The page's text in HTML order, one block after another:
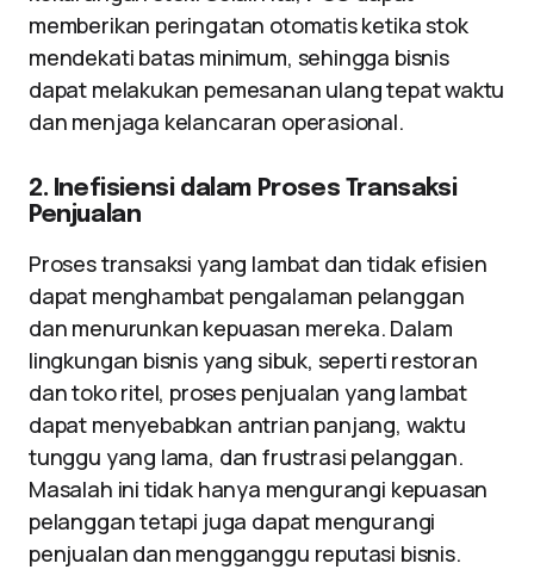
memberikan peringatan otomatis ketika stok
mendekati batas minimum, sehingga bisnis
dapat melakukan pemesanan ulang tepat waktu
dan menjaga kelancaran operasional.
2. Inefisiensi dalam Proses Transaksi
Penjualan
Proses transaksi yang lambat dan tidak efisien
dapat menghambat pengalaman pelanggan
dan menurunkan kepuasan mereka. Dalam
lingkungan bisnis yang sibuk, seperti restoran
dan toko ritel, proses penjualan yang lambat
dapat menyebabkan antrian panjang, waktu
tunggu yang lama, dan frustrasi pelanggan.
Masalah ini tidak hanya mengurangi kepuasan
pelanggan tetapi juga dapat mengurangi
penjualan dan mengganggu reputasi bisnis.